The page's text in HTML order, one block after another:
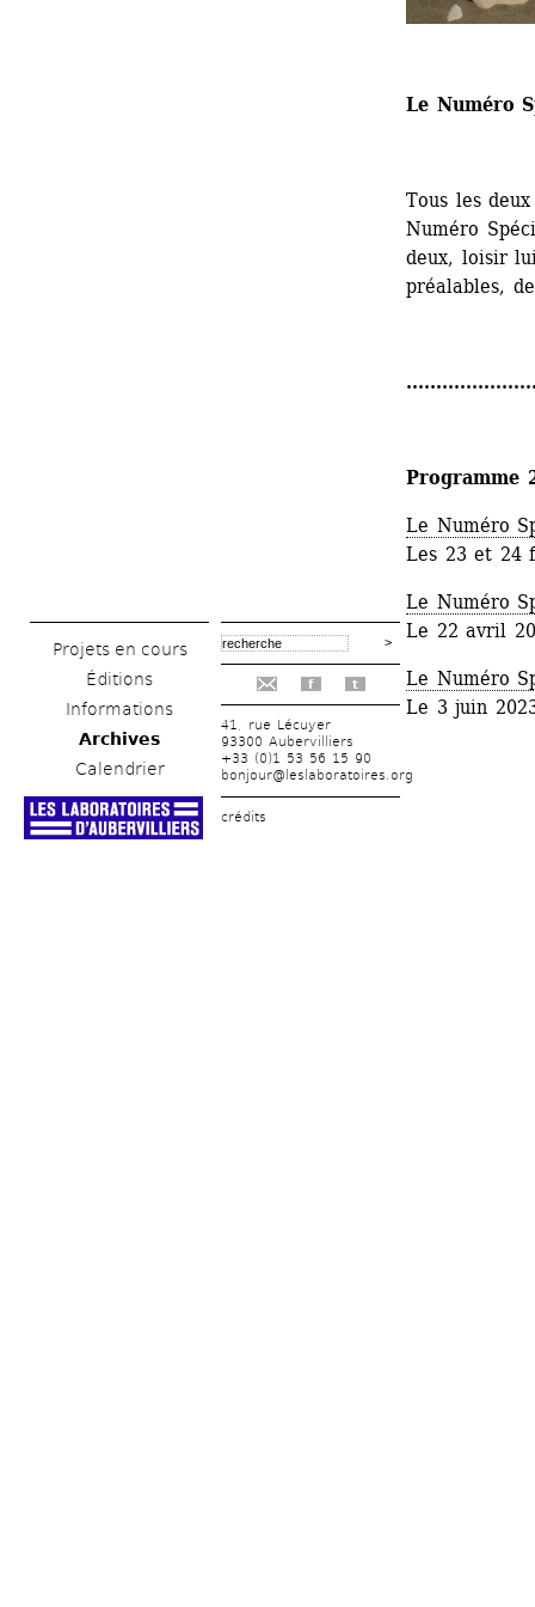
Projets en cours
Éditions
Informations
Archives
Calendrier
f t
41, rue Lécuyer
93300 Aubervilliers
+33 (0)1 53 56 15 90
bonjour@leslaboratoires.org
crédits
Le Numéro
Tous les
Numéro
deux, loisir
préalables,
Programme
Le Numéro
Les 23 et 24
Le Numéro
Le 22 avril
Le Numéro
Le 3 juin